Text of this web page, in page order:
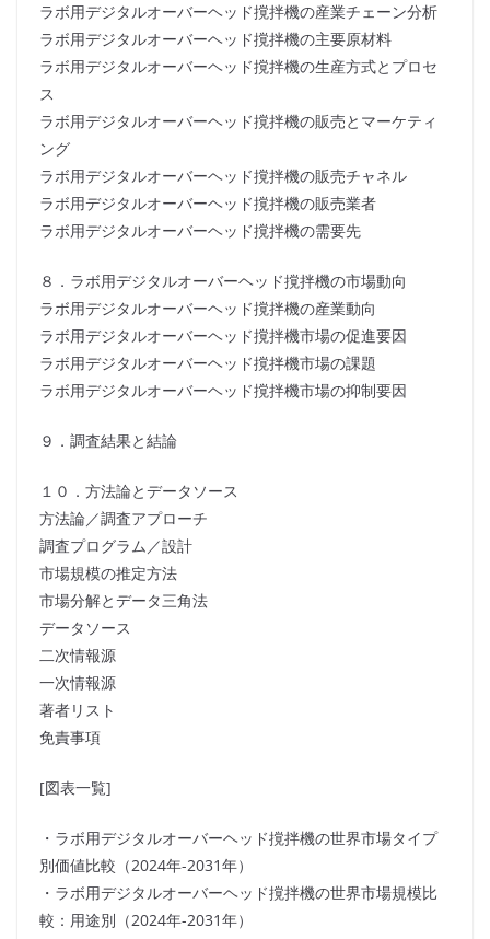
ラボ用デジタルオーバーヘッド撹拌機の産業チェーン分析
ラボ用デジタルオーバーヘッド撹拌機の主要原材料
ラボ用デジタルオーバーヘッド撹拌機の生産方式とプロセ
ス
ラボ用デジタルオーバーヘッド撹拌機の販売とマーケティ
ング
ラボ用デジタルオーバーヘッド撹拌機の販売チャネル
ラボ用デジタルオーバーヘッド撹拌機の販売業者
ラボ用デジタルオーバーヘッド撹拌機の需要先
８．ラボ用デジタルオーバーヘッド撹拌機の市場動向
ラボ用デジタルオーバーヘッド撹拌機の産業動向
ラボ用デジタルオーバーヘッド撹拌機市場の促進要因
ラボ用デジタルオーバーヘッド撹拌機市場の課題
ラボ用デジタルオーバーヘッド撹拌機市場の抑制要因
９．調査結果と結論
１０．方法論とデータソース
方法論／調査アプローチ
調査プログラム／設計
市場規模の推定方法
市場分解とデータ三角法
データソース
二次情報源
一次情報源
著者リスト
免責事項
[図表一覧]
・ラボ用デジタルオーバーヘッド撹拌機の世界市場タイプ
別価値比較（2024年-2031年）
・ラボ用デジタルオーバーヘッド撹拌機の世界市場規模比
較：用途別（2024年-2031年）